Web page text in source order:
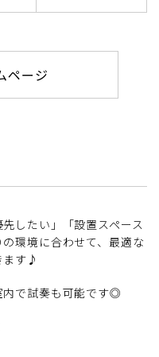
ページ
したい」「設置スペース
環境に合わせて、最適な
ます♪
内で試奏も可能です◎